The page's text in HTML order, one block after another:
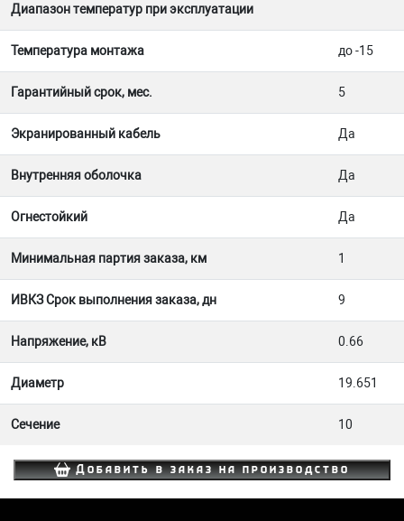
Диапазон температур при эксплуатации
Температура монтажа до -15
Гарантийный срок, мес. 5
Экранированный кабель Да
Внутренняя оболочка Да
Огнестойкий Да
Минимальная партия заказа, км 1
ИВКЗ Срок выполнения заказа, дн 9
Напряжение, кВ 0.66
Диаметр 19.651
Сечение 10
Добавить в заказ на производство